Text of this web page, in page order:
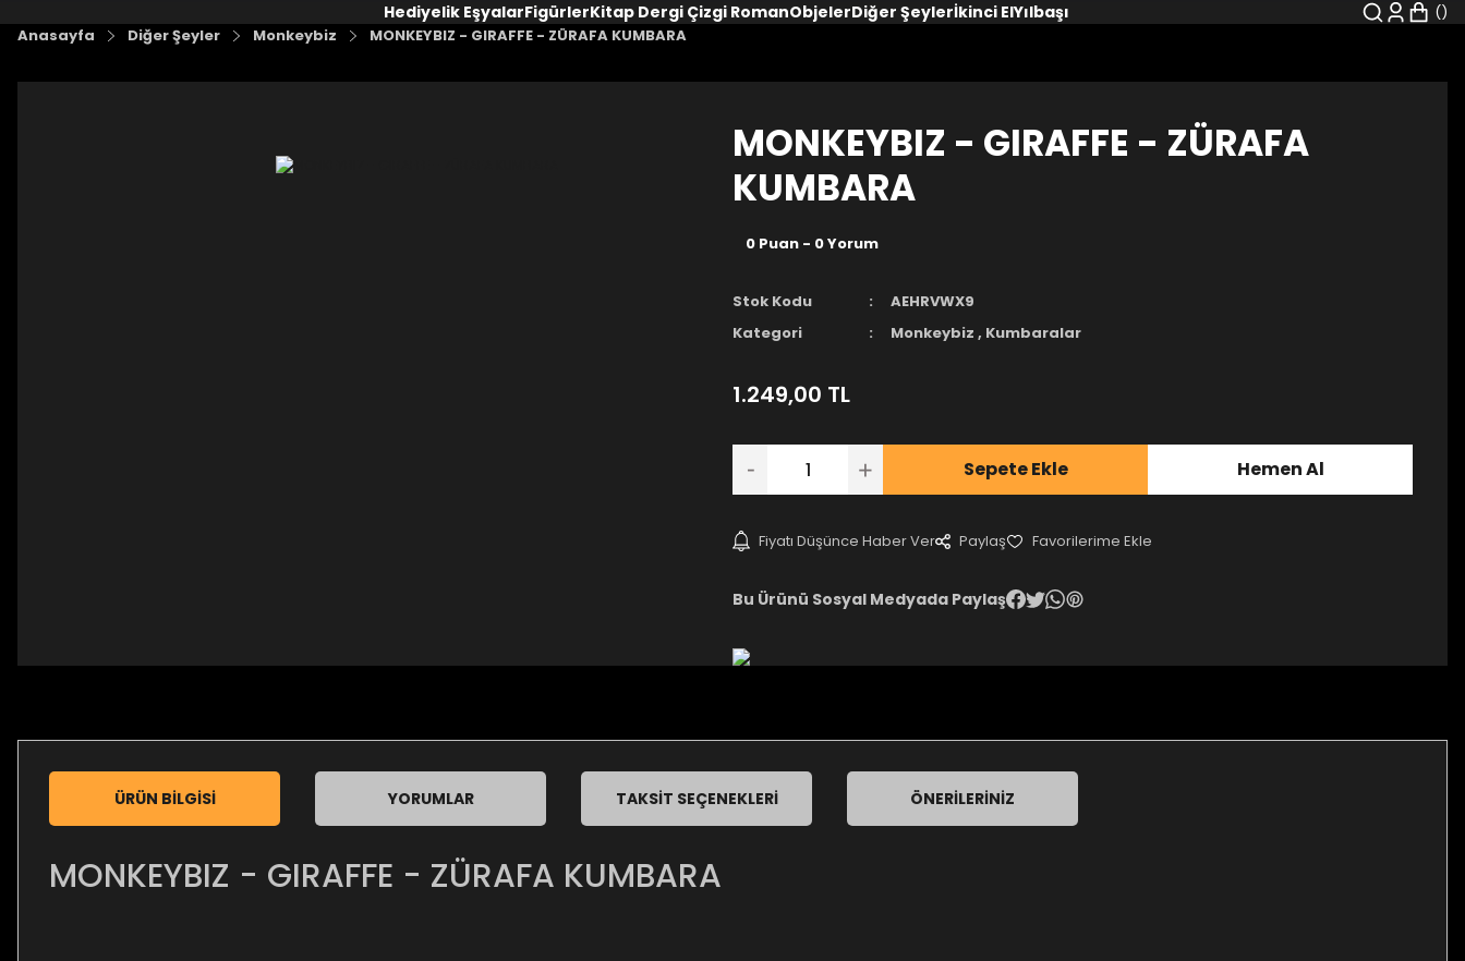
Hediyelik EşyalarFigürlerKitap Dergi Çizgi RomanObjelerDiğer Şeylerİkinci ElYılbaşı
Anasayfa Diğer Şeyler Monkeybiz MONKEYBIZ - GIRAFFE - ZÜRAFA KUMBARA
MONKEYBIZ - GIRAFFE - ZÜRAFA
KUMBARA
0 Puan - 0 Yorum
Stok Kodu
AEHRVWX9
Kategori
Monkeybiz , Kumbaralar
1.249,00 TL
Sepete Ekle Hemen Al
Fiyatı Düşünce Haber Ver Paylaş
Bu Ürünü Sosyal Medyada Paylaş
ÜRÜN BILGISI YORUMLAR TAKSIT SEÇENEKLERI ÖNERILERINIZ
MONKEYBIZ - GIRAFFE - ZÜRAFA KUMBARA